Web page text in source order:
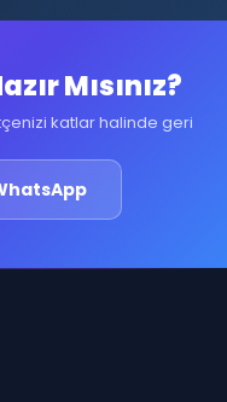
Mısınız?
katlar halinde geri